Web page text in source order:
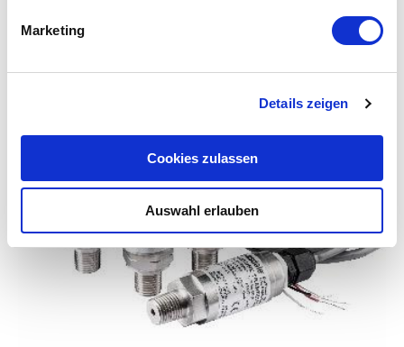
Marketing
Details zeigen
Cookies zulassen
Auswahl erlauben